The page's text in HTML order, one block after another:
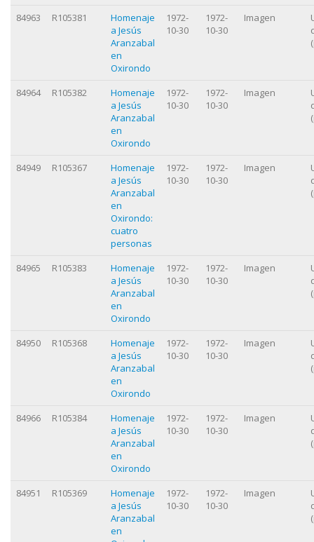
84963 R105381
Homenaje
a Jesús
Aranzabal
en
Oxirondo
1972-
10-30
1972-
10-30
Imagen
84964 R105382
Homenaje
a Jesús
Aranzabal
en
Oxirondo
1972-
10-30
1972-
10-30
Imagen
84949 R105367
Homenaje
a Jesús
Aranzabal
en
Oxirondo:
cuatro
personas
1972-
10-30
1972-
10-30
Imagen
84965 R105383
Homenaje
a Jesús
Aranzabal
en
Oxirondo
1972-
10-30
1972-
10-30
Imagen
84950 R105368
Homenaje
a Jesús
Aranzabal
en
Oxirondo
1972-
10-30
1972-
10-30
Imagen
84966 R105384
Homenaje
a Jesús
Aranzabal
en
Oxirondo
1972-
10-30
1972-
10-30
Imagen
84951 R105369
Homenaje
a Jesús
Aranzabal
en
1972-
10-30
1972-
10-30
Imagen